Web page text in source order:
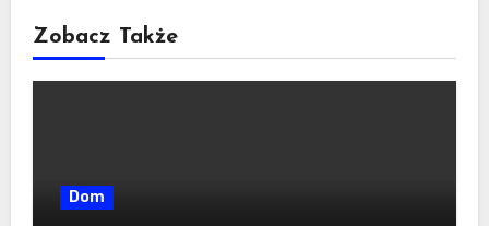
Zobacz Także
Dom